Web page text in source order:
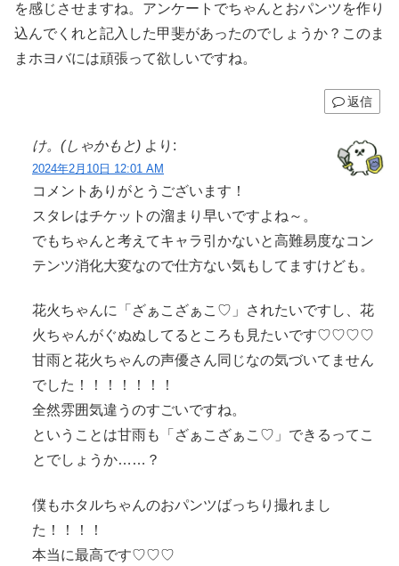
を感じさせますね。アンケートでちゃんとおパンツを作り
込んでくれと記入した甲斐があったのでしょうか？このま
まホヨバには頑張って欲しいですね。
返信
け。(しゃかもと) より:
2024年2月10日 12:01 AM
コメントありがとうございます！
スタレはチケットの溜まり早いですよね～。
でもちゃんと考えてキャラ引かないと高難易度なコン
テンツ消化大変なので仕方ない気もしてますけども。
花火ちゃんに「ざぁこざぁこ♡」されたいですし、花
火ちゃんがぐぬぬしてるところも見たいです♡♡♡♡
甘雨と花火ちゃんの声優さん同じなの気づいてません
でした！！！！！！！
全然雰囲気違うのすごいですね。
ということは甘雨も「ざぁこざぁこ♡」できるってこ
とでしょうか……？
僕もホタルちゃんのおパンツばっちり撮れまし
た！！！！
本当に最高です♡♡♡